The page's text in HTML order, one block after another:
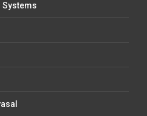
Systems